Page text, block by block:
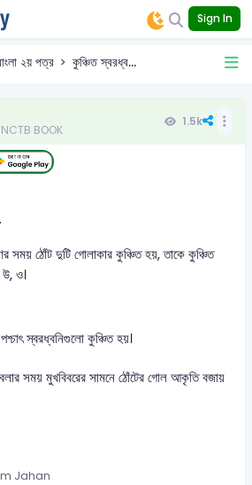
Sign In
২য় পত্র কুঞ্চিত স্বরধ্ব...
| NCTB BOOK
1.5k
সময় ঠোঁট দুটি গোলাকার কুঞ্চিত হয়, তাকে কুঞ্চিত
ও।
স্বরধ্বনিগুলো কুঞ্চিত হয়।
সময় মুখবিবরের সামনে ঠোঁটের গোল আকৃতি বজায়
Jahan